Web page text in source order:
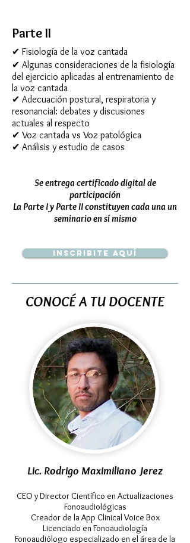
Parte II
✔ Fisiología de la voz cantada
✔ Algunas consideraciones de la fisiología
del ejercicio aplicadas al entrenamiento de
la voz cantada
✔ Adecuación postural, respiratoria y
resonancial: debates y discusiones
actuales al respecto
✔ Voz cantada vs Voz patológica
✔ Análisis y estudio de casos
Se entrega certificado digital de
participación
La Parte I y Parte II constituyen cada una un
seminario en sí mismo
Inscribite aquí
CONOCÉ A TU DOCENTE
Lic. Rodrigo Maximiliano Jerez
CEO y Director Científico en Actualizaciones
Fonoaudiológicas
Creador de la App Clinical Voice Box
Licenciado en Fonoaudiología
Fonoaudiólogo especializado en el área de la